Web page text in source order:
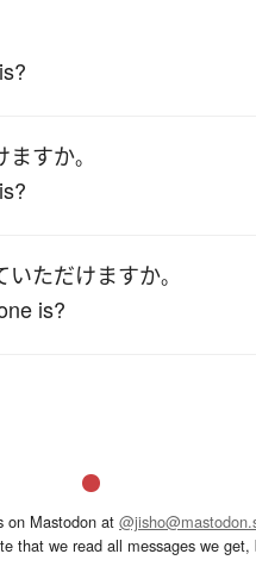
ますか。
いただけますか。
is?
on Mastodon at
that we read all messages we